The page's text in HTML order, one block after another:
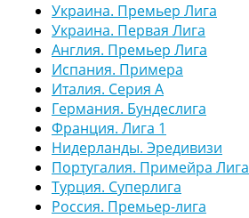
Украина. Премьер Лига
Украина. Первая Лига
Англия. Премьер Лига
Испания. Примера
Италия. Серия А
Германия. Бундеслига
Франция. Лига 1
Нидерланды. Эредивизи
Португалия. Примейра Лига
Турция. Суперлига
Россия. Премьер-лига